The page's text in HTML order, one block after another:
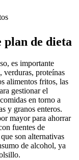
plan de dieta
es importante
verduras, proteínas
alimentos fritos, las
gestionar el
en torno a
y granos enteros.
mayor para ahorrar
fuentes de
son alternativas
de alcohol, ya